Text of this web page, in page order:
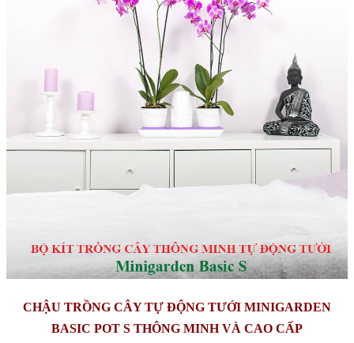
CHẬU TRỒNG CÂY TỰ ĐỘNG TƯỚI MINIGARDEN
BASIC POT S THÔNG MINH VÀ CAO CẤP